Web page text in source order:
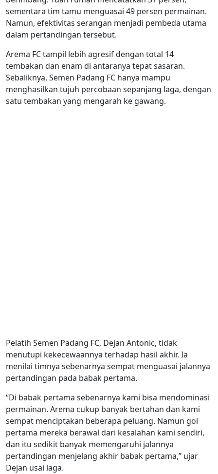
sementara tim tamu menguasai 49 persen permainan.
Namun, efektivitas serangan menjadi pembeda utama
dalam pertandingan tersebut.
Arema FC tampil lebih agresif dengan total 14
tembakan dan enam di antaranya tepat sasaran.
Sebaliknya, Semen Padang FC hanya mampu
menghasilkan tujuh percobaan sepanjang laga, dengan
satu tembakan yang mengarah ke gawang.
Pelatih Semen Padang FC, Dejan Antonic, tidak
menutupi kekecewaannya terhadap hasil akhir. Ia
menilai timnya sebenarnya sempat menguasai jalannya
pertandingan pada babak pertama.
“Di babak pertama sebenarnya kami bisa mendominasi
permainan. Arema cukup banyak bertahan dan kami
sempat menciptakan beberapa peluang. Namun gol
pertama mereka berawal dari kesalahan kami sendiri,
dan itu sedikit banyak memengaruhi jalannya
pertandingan menjelang akhir babak pertama,” ujar
Dejan usai laga.